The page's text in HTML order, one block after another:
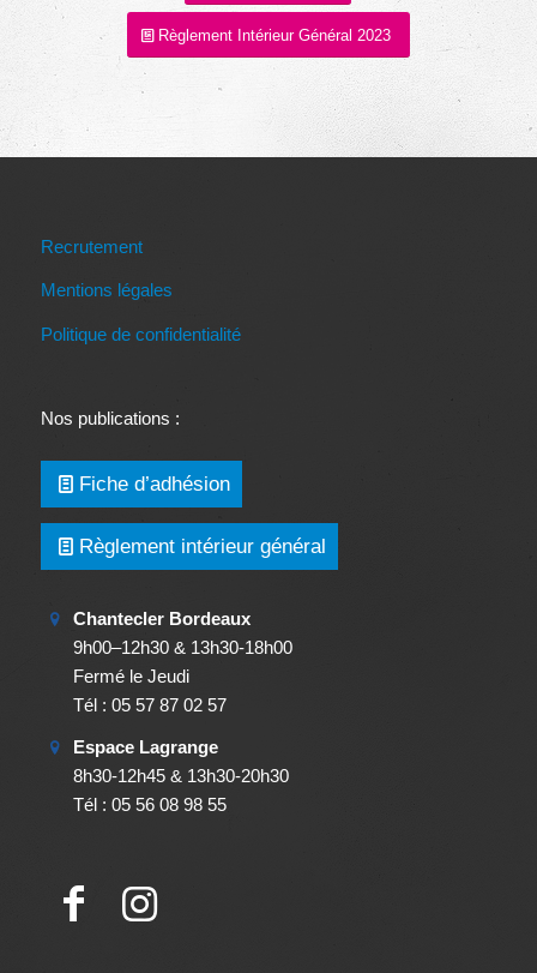
Règlement Intérieur Général 2023
Recrutement
Mentions légales
Politique de confidentialité
Nos publications :
Fiche d’adhésion
Règlement intérieur général
Chantecler Bordeaux
9h00–12h30 & 13h30-18h00
Fermé le Jeudi
Tél : 05 57 87 02 57
Espace Lagrange
8h30-12h45 & 13h30-20h30
Tél : 05 56 08 98 55